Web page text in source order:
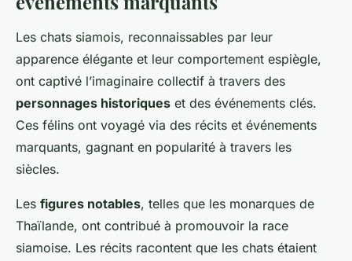
Les chats siamois, reconnaissables par leur
apparence élégante et leur comportement espiègle,
ont captivé l’imaginaire collectif à travers des
personnages historiques et des événements clés.
Ces félins ont voyagé via des récits et événements
marquants, gagnant en popularité à travers les
siècles.
Les figures notables, telles que les monarques de
Thaïlande, ont contribué à promouvoir la race
siamoise. Les récits racontent que les chats étaient